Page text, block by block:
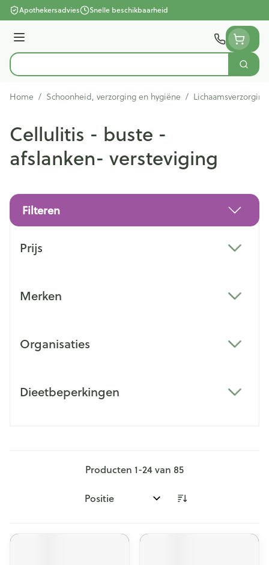
Ga naar de inhoud
Apothekersadvies Snelle beschikbaarheid
Menu
Product, merk, categorie... Zoek
Home / Schoonheid, verzorging en hygiëne / Lichaamsverzorging
Cellulitis - buste -
afslanken- versteviging
Filteren
Prijs
Merken
Organisaties
Dieetbeperkingen
Producten 1-24van 85
Sorteer op: